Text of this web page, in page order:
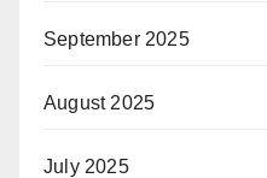
September 2025
August 2025
July 2025